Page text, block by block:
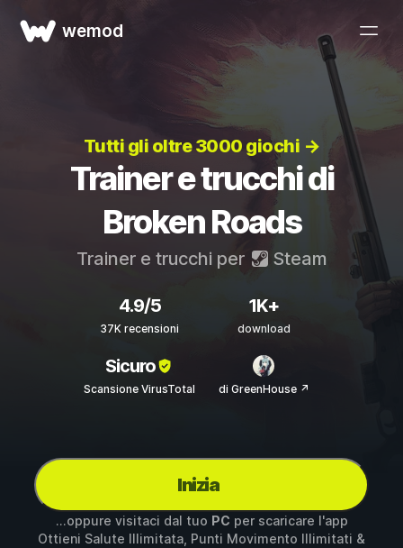
wemod
Tutti gli oltre 3000 giochi →
Trainer e trucchi di
Broken Roads
Trainer e trucchi per Steam
4.9/5
37K recensioni
1K+
download
Sicuro
Scansione VirusTotal di GreenHouse ↗
Inizia
...oppure visitaci dal tuo PC per scaricare l'app
Ottieni Salute Illimitata, Punti Movimento Illimitati &